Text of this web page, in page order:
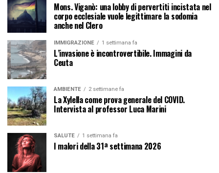
Mons. Viganò: una lobby di pervertiti incistata nel
corpo ecclesiale vuole legittimare la sodomia
anche nel Clero
IMMIGRAZIONE 1 settimana fa
L’invasione è incontrovertibile. Immagini da
Ceuta
AMBIENTE 2 settimane fa
La Xylella come prova generale del COVID.
Intervista al professor Luca Marini
SALUTE 1 settimana fa
I malori della 31ª settimana 2026